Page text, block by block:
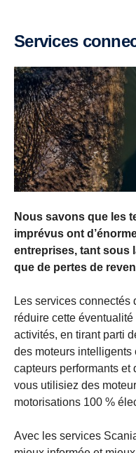
Services
Nous savons que les
imprévus ont
entreprises, tant sous
que de pertes de
Les services connectés
réduire cette
activités, en tirant parti
des moteurs intelligents
capteurs performants et
vous utilisiez des
motorisations 100 %
Avec les services